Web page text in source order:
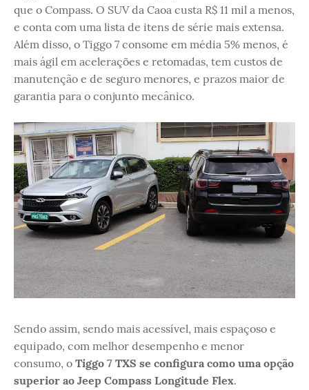
que o Compass. O SUV da Caoa custa R$ 11 mil a menos,
e conta com uma lista de itens de série mais extensa.
Além disso, o Tiggo 7 consome em média 5% menos, é
mais ágil em acelerações e retomadas, tem custos de
manutenção e de seguro menores, e prazos maior de
garantia para o conjunto mecânico.
Sendo assim, sendo mais acessível, mais espaçoso e
equipado, com melhor desempenho e menor
consumo, o Tiggo 7 TXS se configura como uma opção
superior ao Jeep Compass Longitude Flex.